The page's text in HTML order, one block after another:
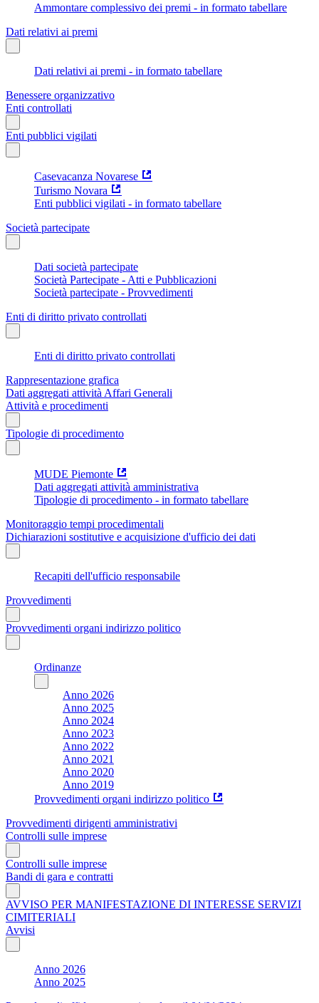
Ammontare complessivo dei premi - in formato tabellare
Dati relativi ai premi
Dati relativi ai premi - in formato tabellare
Benessere organizzativo
Enti controllati
Enti pubblici vigilati
Casevacanza Novarese
Turismo Novara
Enti pubblici vigilati - in formato tabellare
Società partecipate
Dati società partecipate
Società Partecipate - Atti e Pubblicazioni
Società partecipate - Provvedimenti
Enti di diritto privato controllati
Enti di diritto privato controllati
Rappresentazione grafica
Dati aggregati attività Affari Generali
Attività e procedimenti
Tipologie di procedimento
MUDE Piemonte
Dati aggregati attività amministrativa
Tipologie di procedimento - in formato tabellare
Monitoraggio tempi procedimentali
Dichiarazioni sostitutive e acquisizione d'ufficio dei dati
Recapiti dell'ufficio responsabile
Provvedimenti
Provvedimenti organi indirizzo politico
Ordinanze
Anno 2026
Anno 2025
Anno 2024
Anno 2023
Anno 2022
Anno 2021
Anno 2020
Anno 2019
Provvedimenti organi indirizzo politico
Provvedimenti dirigenti amministrativi
Controlli sulle imprese
Controlli sulle imprese
Bandi di gara e contratti
AVVISO PER MANIFESTAZIONE DI INTERESSE SERVIZI
CIMITERIALI
Avvisi
Anno 2026
Anno 2025